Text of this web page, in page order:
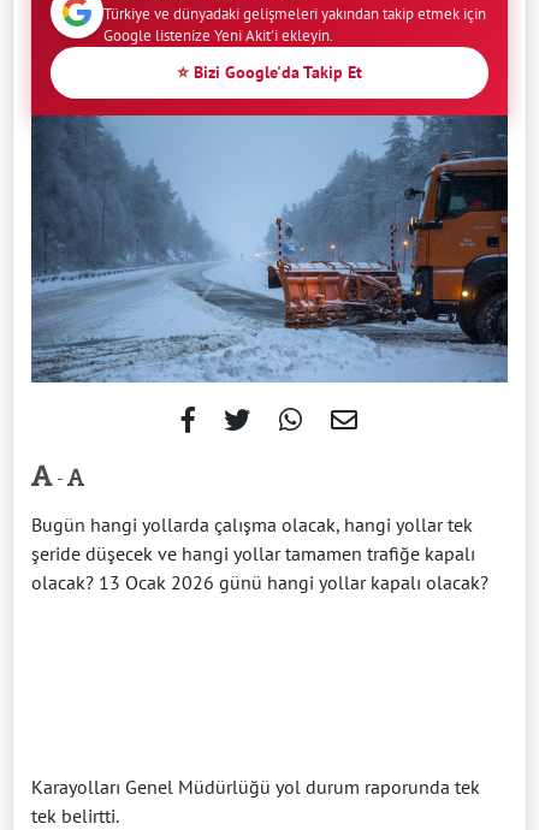
Türkiye ve dünyadaki gelişmeleri yakından takip etmek için
Google listenize Yeni Akit'i ekleyin.
⭐ Bizi Google'da Takip Et
-
Bugün hangi yollarda çalışma olacak, hangi yollar tek
şeride düşecek ve hangi yollar tamamen trafiğe kapalı
olacak? 13 Ocak 2026 günü hangi yollar kapalı olacak?
Karayolları Genel Müdürlüğü yol durum raporunda tek
tek belirtti.